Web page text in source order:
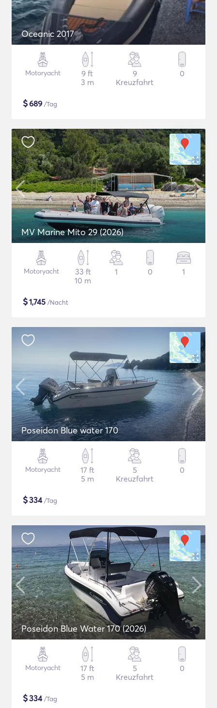
Oceanic 2017
Motoryacht
9 ft
3 m
9
Kreuzfahrt
0
$689 /Tag
MV Marine Mito 29 (2026)
Motoryacht
33 ft
10 m
1 0 1
$1,745 /Nacht
Poseidon Blue water 170
Motoryacht
17 ft
5 m
5
Kreuzfahrt
0
$334/Tag
Poseidon Blue Water 170 (2026)
Motoryacht
17 ft
5 m
5
Kreuzfahrt
0
$334/Tag